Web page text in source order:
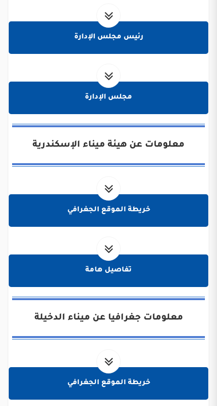
رئيس مجلس الإدارة
مجلس الإدارة
معلومات عن هيئة ميناء الإسكندرية
خريطة الموقع الجغرافي
تفاصيل هامة
معلومات جغرافيا عن ميناء الدخيلة
خريطة الموقع الجغرافي